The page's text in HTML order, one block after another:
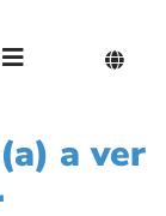
a ver